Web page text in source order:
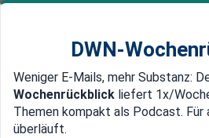
Newsticker MEIN DWN:
Edelmetalle DWN-
DWN-
Weniger E-Mails, mehr Substanz:
Wochenrückblick liefert 1x/
Themen kompakt als Podcast.
überläuft.